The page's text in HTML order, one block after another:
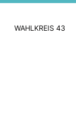
WAHLKREIS 43